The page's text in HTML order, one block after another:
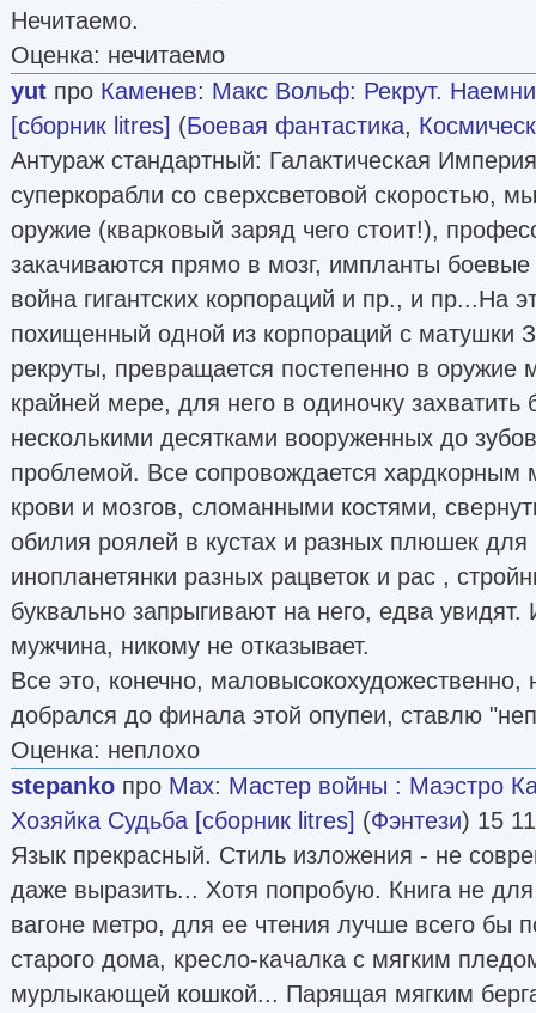
Нечитаемо.
Оценка: нечитаемо
yut про Каменев: Макс Вольф: Рекрут.
[сборник litres] (Боевая фантастика,
Антураж стандартный: Галактическая
суперкорабли со сверхсветовой скоростью,
оружие (кварковый заряд чего стоит!),
закачиваются прямо в мозг, импланты
война гигантских корпораций и пр., и пр...На
похищенный одной из корпораций с матушки
рекруты, превращается постепенно в оружие
крайней мере, для него в одиночку захватить
несколькими десятками вооруженных до
проблемой. Все сопровождается
крови и мозгов, сломанными костями,
обилия роялей в кустах и разных плюшек для
инопланетянки разных рацветок и рас ,
буквально запрыгивают на него, едва
мужчина, никому не отказывает.
Все это, конечно, маловысокохудожественно,
добрался до финала этой опупеи, ставлю
Оценка: неплохо
stepanko про Мах: Мастер войны : Маэстро
Хозяйка Судьба [сборник litres] (Фэнтези) 15 11
Язык прекрасный. Стиль изложения - не
даже выразить... Хотя попробую. Книга не для
вагоне метро, для ее чтения лучше всего бы
старого дома, кресло-качалка с мягким
мурлыкающей кошкой... Парящая мягким